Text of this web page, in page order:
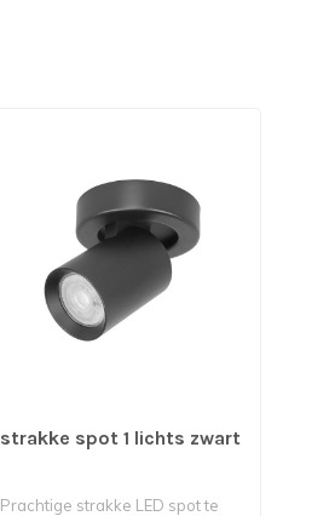
strakke spot 1 lichts zwart
Prachtige strakke LED spot te